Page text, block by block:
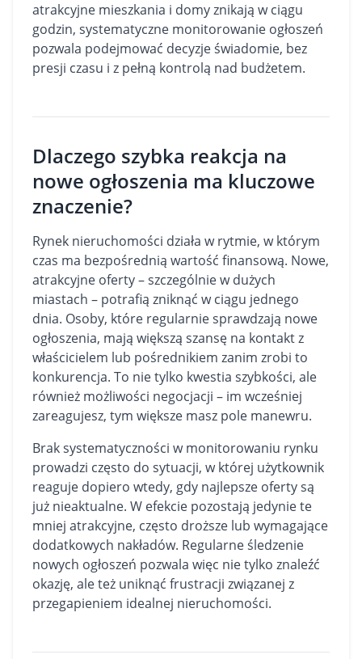
atrakcyjne mieszkania i domyznikają w ciągu
godzin, systematyczne monitorowanie ogłoszeń
pozwala podejmować decyzje świadomie, bez
presji czasu i z pełną kontrolą nad budżetem.
Dlaczego szybka reakcja na
nowe ogłoszenia ma kluczowe
znaczenie?
Rynek nieruchomości działa w rytmie, w którym
czas ma bezpośrednią wartość finansową. Nowe,
atrakcyjne oferty – szczególnie w dużych
miastach – potrafią zniknąć w ciągu jednego
dnia. Osoby, które regularnie sprawdzają nowe
ogłoszenia, mają większą szansę na kontakt z
właścicielem lub pośrednikiem zanim zrobi to
konkurencja. To nie tylko kwestia szybkości, ale
również możliwości negocjacji – im wcześniej
zareagujesz, tym większe masz pole manewru.
Brak systematyczności w monitorowaniu rynku
prowadzi często do sytuacji, w której użytkownik
reaguje dopiero wtedy, gdy najlepsze oferty są
już nieaktualne. W efekcie pozostają jedynie te
mniej atrakcyjne, często droższe lub wymagające
dodatkowych nakładów. Regularne śledzenie
nowych ogłoszeń pozwala więc nie tylko znaleźć
okazję, ale też uniknąć frustracji związanej z
przegapieniem idealnej nieruchomości.